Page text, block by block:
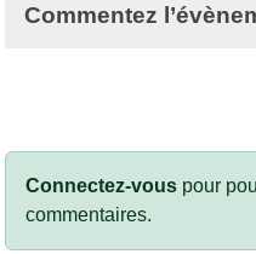
Commentez
Connectez-vous pour
commentaires.